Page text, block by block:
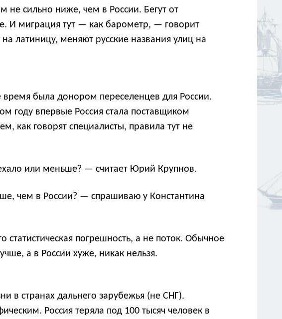
не сильно ниже, чем в России. Бегут от
И миграция тут — как барометр, — говорит
латиницу, меняют русские названия улиц на
время была донором переселенцев для России.
году впервые Россия стала поставщиком
как говорят специалисты, правила тут не
или меньше? — считает Юрий Крупнов.
чем в России? — спрашиваю у Константина
погрешность, а не поток. Обычное
а в России хуже, никак нельзя.
в странах дальнего зарубежья (не СНГ).
Россия теряла под 100 тысяч человек в